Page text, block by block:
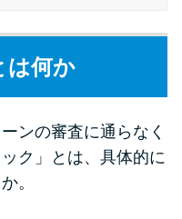
が強制退去は避け
に相談より賢い方
対審査通る？借金
金をおすすめしな
は何か
ンの審査に通らなく
ク」とは、具体的に
。